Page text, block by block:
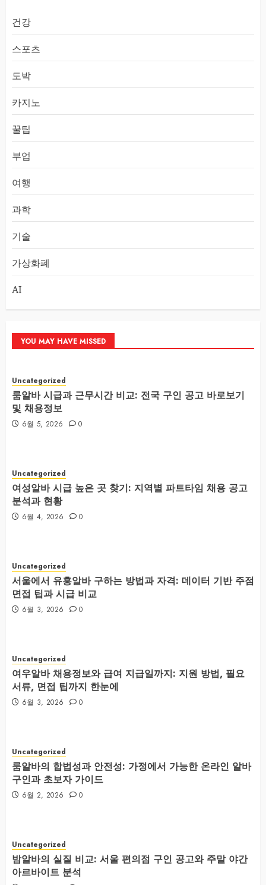
건강
스포츠
도박
카지노
꿀팁
부업
여행
과학
기술
가상화폐
AI
YOU MAY HAVE MISSED
Uncategorized
룸알바 시급과 근무시간 비교: 전국 구인 공고 바로보기
및 채용정보
6월 5, 2026 0
Uncategorized
여성알바 시급 높은 곳 찾기: 지역별 파트타임 채용 공고
분석과 현황
6월 4, 2026 0
Uncategorized
서울에서 유흥알바 구하는 방법과 자격: 데이터 기반 주점
면접 팁과 시급 비교
6월 3, 2026 0
Uncategorized
여우알바 채용정보와 급여 지급일까지: 지원 방법, 필요
서류, 면접 팁까지 한눈에
6월 3, 2026 0
Uncategorized
룸알바의 합법성과 안전성: 가정에서 가능한 온라인 알바
구인과 초보자 가이드
6월 2, 2026 0
Uncategorized
밤알바의 실질 비교: 서울 편의점 구인 공고와 주말 야간
아르바이트 분석